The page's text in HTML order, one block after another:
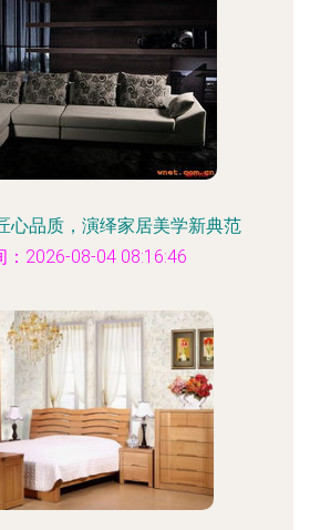
心品质，演绎家居美学新典范
：2026-08-04 08:16:46